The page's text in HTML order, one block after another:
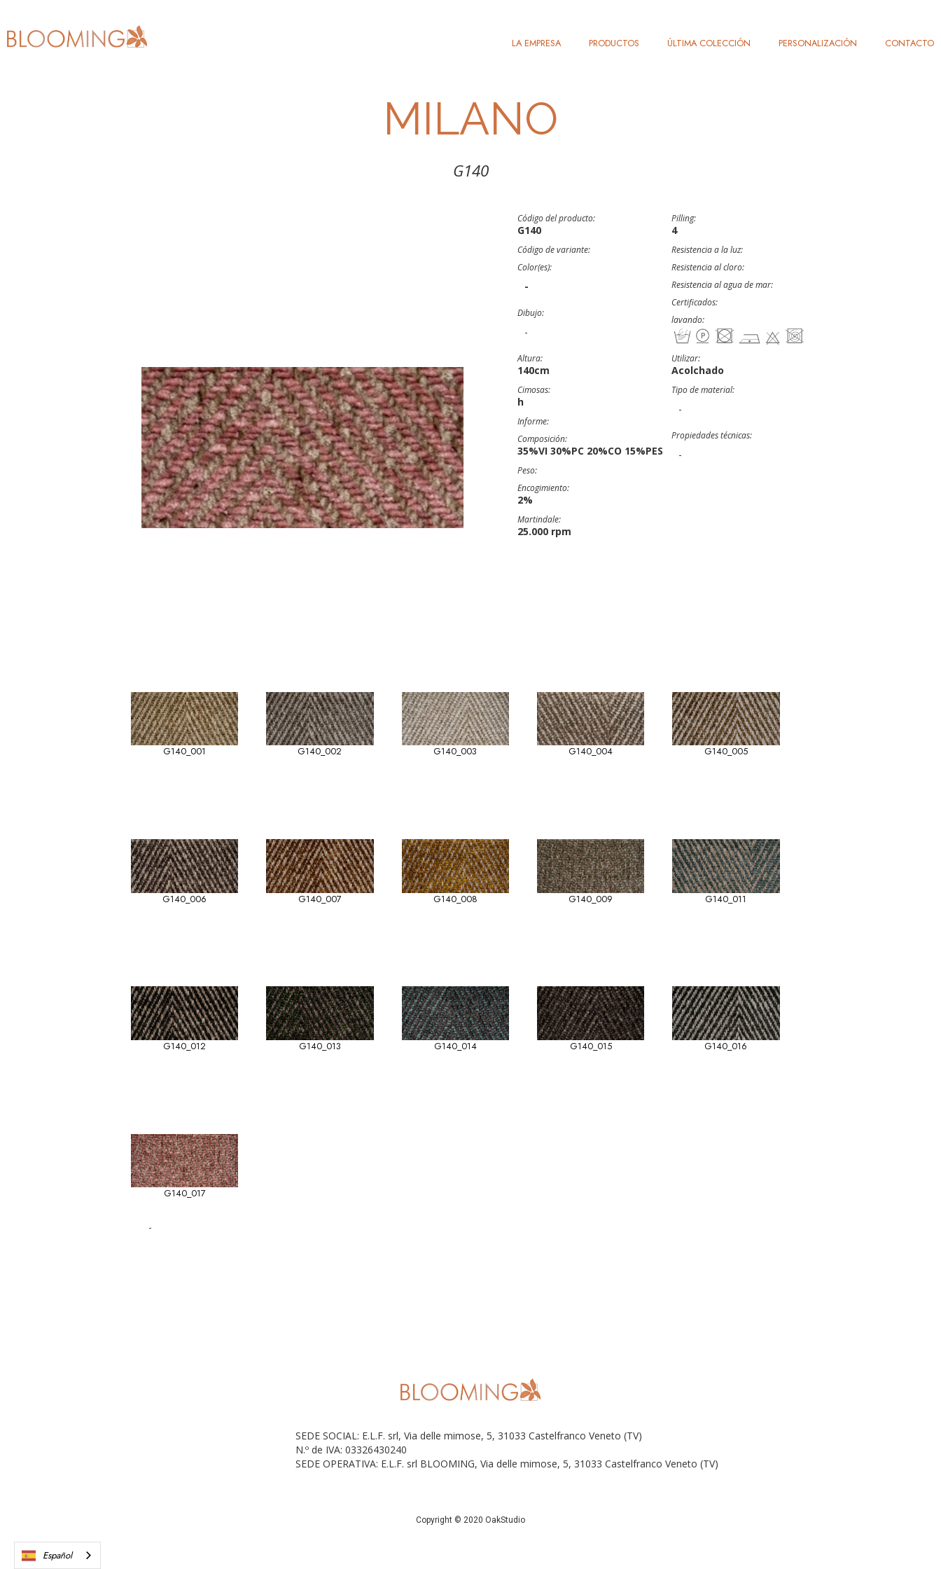
LA EMPRESA PRODUCTOS ÚLTIMA COLECCIÓN PERSONALIZACIÓN CONTACTO
MILANO
G140
Código del producto:
G140
Código de variante:
Color(es):
-
Dibujo:
-
Altura:
140cm
Cimosas:
h
Informe:
Composición:
35%VI 30%PC 20%CO 15%PES
Peso:
Encogimiento:
2%
Martindale:
25.000 rpm
Pilling:
4
Resistencia a la luz:
Resistencia al cloro:
Resistencia al agua de mar:
Certificados:
lavando:
Utilizar:
Acolchado
Tipo de material:
-
Propiedades técnicas:
-
G140_001 G140_002 G140_003 G140_004 G140_005
G140_006 G140_007 G140_008 G140_009 G140_011
G140_012 G140_013 G140_014 G140_015 G140_016
G140_017
-
SEDE SOCIAL: E.L.F. srl, Via delle mimose, 5, 31033 Castelfranco Veneto (TV)
N.º de IVA: 03326430240
SEDE OPERATIVA: E.L.F. srl BLOOMING, Via delle mimose, 5, 31033 Castelfranco Veneto (TV)
Copyright © 2020 OakStudio
Español